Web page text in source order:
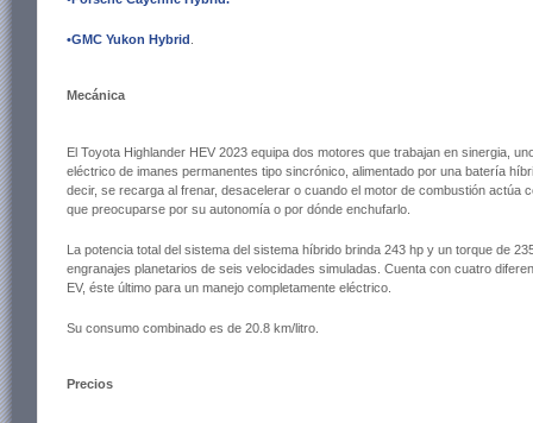
•GMC Yukon Hybrid
Mecánica
El Toyota Highlander HEV 2023 equipa dos motores que trabajan en sinergia,
eléctrico de imanes permanentes tipo sincrónico, alimentado por una batería
decir, se recarga al frenar, desacelerar o cuando el motor de combustión actúa
que preocuparse por su autonomía o por dónde enchufarlo.
La potencia total del sistema del sistema híbrido brinda 243 hp y un torque de
engranajes planetarios de seis velocidades simuladas. Cuenta con cuatro
EV, éste último para un manejo completamente eléctrico.
Su consumo combinado es de 20.8 km/litro.
Precios